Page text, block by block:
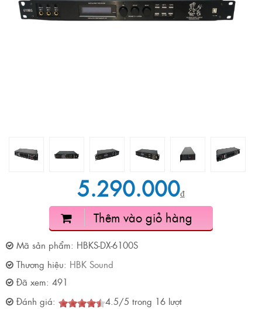
5.290.000₫
Thêm vào giỏ hàng
Mã sản phẩm: HBKS-DX-6100S
Thương hiệu: HBK Sound
Đã xem: 491
Đánh giá:
4.5/5 trong 16 lượt